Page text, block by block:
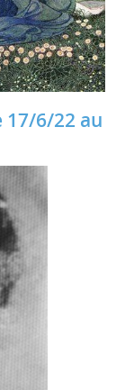
17/6/22 au